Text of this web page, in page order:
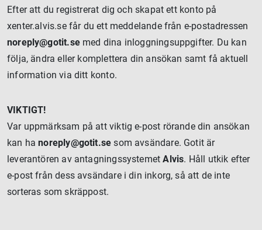
Efter att du registrerat dig och skapat ett konto på
xenter.alvis.se får du ett meddelande från e-postadressen
noreply@gotit.semed dina inloggningsuppgifter. Du kan
följa, ändra eller komplettera din ansökan samt få aktuell
information via ditt konto.
VIKTIGT!
Var uppmärksam på att viktig e-post rörande din ansökan
kan hanoreply@gotit.se som avsändare. Gotit är
leverantören av antagningssystemetAlvis. Håll utkik efter
e-post från dess avsändare i din inkorg, så att de inte
sorteras som skräppost.